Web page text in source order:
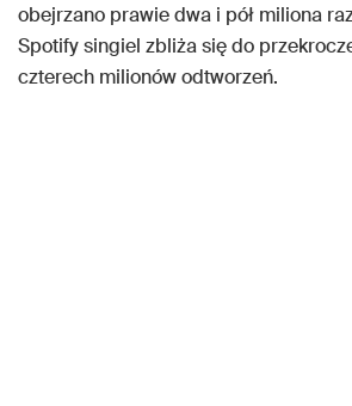
obejrzano prawie dwa i pół miliona
Spotify singiel zbliża się do
czterech milionów odtworzeń.